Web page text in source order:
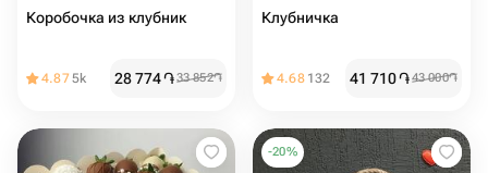
Коробочка из клубник
4.875k 28 774֏33 852֏
Клубничка
4.68 132 41 710֏43 000֏
-20%